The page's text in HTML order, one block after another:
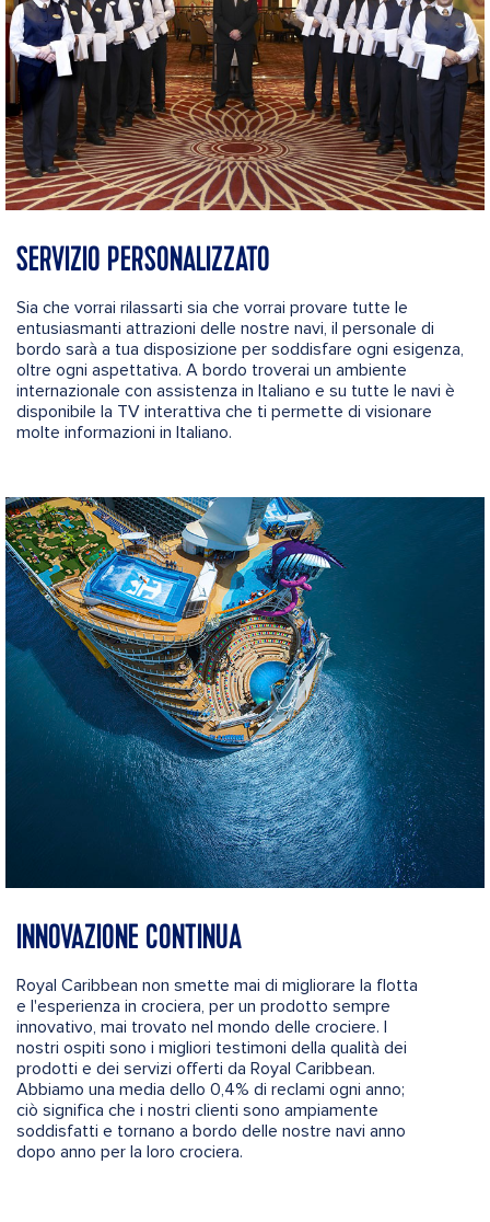
SERVIZIO PERSONALIZZATO
Sia che vorrai rilassarti sia che vorrai provare tutte le
entusiasmanti attrazioni delle nostre navi, il personale di
bordo sarà a tua disposizione per soddisfare ogni esigenza,
oltre ogni aspettativa. A bordo troverai un ambiente
internazionale con assistenza in Italiano e su tutte le navi è
disponibile la TV interattiva che ti permette di visionare
molte informazioni in Italiano.
INNOVAZIONE CONTINUA
Royal Caribbean non smette mai di migliorare la flotta
e l'esperienza in crociera, per un prodotto sempre
innovativo, mai trovato nel mondo delle crociere. I
nostri ospiti sono i migliori testimoni della qualità dei
prodotti e dei servizi offerti da Royal Caribbean.
Abbiamo una media dello 0,4% di reclami ogni anno;
ciò significa che i nostri clienti sono ampiamente
soddisfatti e tornano a bordo delle nostre navi anno
dopo anno per la loro crociera.